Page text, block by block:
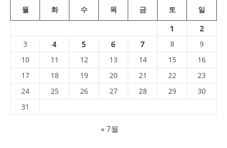
월 화 수 목 금 토 일
1 2
3 4 5 6 7 8
9
10
11 12 13 14 15
16
17
18 19 20 21 22
23
24
25 26 27 28 29
30
31
« 7월